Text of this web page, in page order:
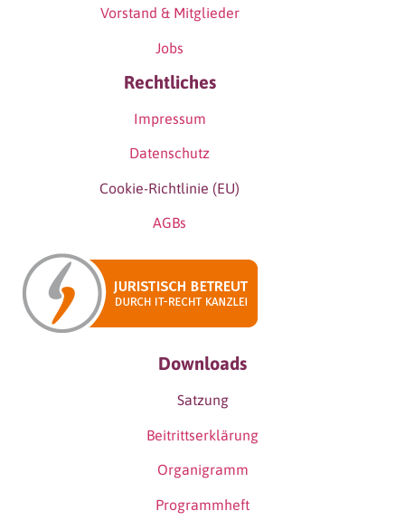
Vorstand & Mitglieder
Jobs
Rechtliches
Impressum
Datenschutz
Cookie-Richtlinie (EU)
AGBs
Downloads
Satzung
Beitrittserklärung
Organigramm
Programmheft